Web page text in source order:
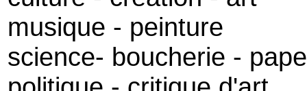
musique - peinture
science- boucherie -